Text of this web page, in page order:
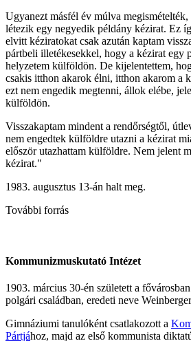
Ugyanezt másfél év múlva
létezik egy negyedik példány kézirat. Ez
elvitt kéziratokat csak azután kaptam
pártbeli illetékesekkel, hogy a kézirat egy
helyzetem külföldön. De kijelentettem,
csakis itthon akarok élni, itthon akarom a
ezt nem engedik megtenni, állok elébe,
külföldön.
Visszakaptam mindent a rendőrségtől,
nem engedtek külföldre utazni a kézirat
először utazhattam külföldre. Nem jelent
kézirat."
1983. augusztus 13-án halt meg.
További forrás
Kommunizmuskutató Intézet
1903. március 30-én született a
polgári családban, eredeti neve
Gimnáziumi tanulóként csatlakozott a
Pártjához, majd az első kommunista